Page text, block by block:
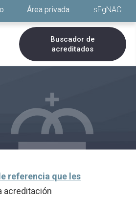
Área privada sEgNAC
Buscador de
acreditados
referencia que les
acreditación